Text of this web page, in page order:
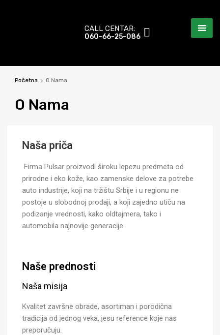
CALL CENTAR:
060-66-25-086
Početna O Nama
O Nama
Naša priča
Firma Pulsar proizvodi široku lepezu predmeta od
prirodne i eko kože, kao zamenske delove za potrebe
auto industrije, koji na tržištu Srbije i u regionu ne
postoje u slobodnoj prodaji, a koji zajedno utiču na
podizanje vrednosti, kako oldtajmera, tako i
automobila najnovije generacije.
Naše prednosti
Naša misija
Kvalitet završne obrade, asortiman i porodična
tradicija od jednog veka, jesu reference koje nas
preporučuju.